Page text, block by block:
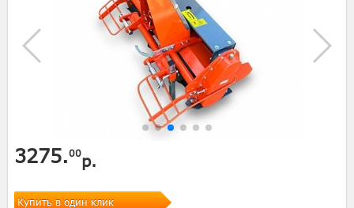
3275.00р.
Купить в один клик